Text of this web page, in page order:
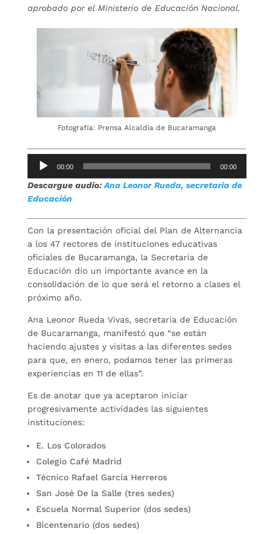
aprobado por el Ministerio de Educación Nacional.
Fotografía: Prensa Alcaldía de Bucaramanga
Reproductor
audio
00:00 00:00
Descargue audio:Ana Leonor Rueda, secretaria de
Educación
Con la presentación oficial del Plan de Alternancia
a los 47 rectores de instituciones educativas
oficiales de Bucaramanga, la Secretaría de
Educación dio un importante avance en la
consolidación de lo que será el retorno a clases el
próximo año.
Ana Leonor Rueda Vivas, secretaria de Educación
de Bucaramanga, manifestó que “se están
haciendo ajustes y visitas a las diferentes sedes
para que, en enero, podamos tener las primeras
experiencias en 11 de ellas”.
Es de anotar que ya aceptaron iniciar
progresivamente actividades las siguientes
instituciones:
E. Los Colorados
Colegio Café Madrid
Técnico Rafael García Herreros
San José De la Salle (tres sedes)
Escuela Normal Superior (dos sedes)
Bicentenario (dos sedes)